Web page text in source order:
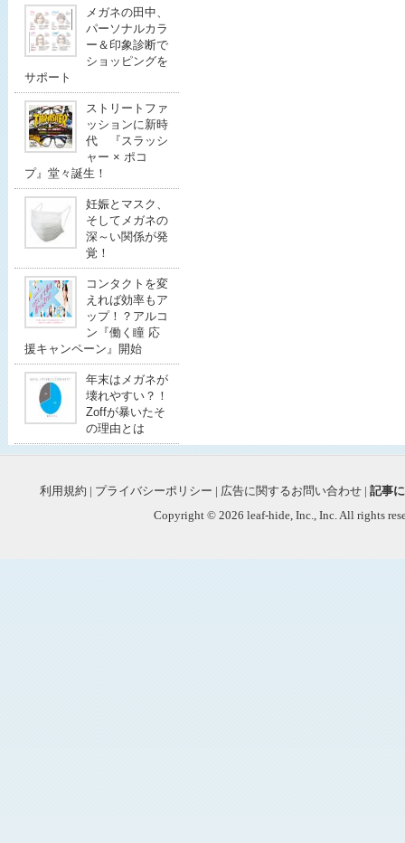
メガネの田中、
パーソナルカラ
ー＆印象診断で
ショッピングを
サポート
ストリートファ
ッションに新時
代 『スラッシ
ャー × ポコ
プ』堂々誕生！
妊娠とマスク、
そしてメガネの
深～い関係が発
覚！
コンタクトを変
えれば効率もア
ップ！？アルコ
ン『働く瞳 応
援キャンペーン』開始
年末はメガネが
壊れやすい？！
Zoffが暴いたそ
の理由とは
利用規約 | プライバシーポリシー | 広告に関するお問い合わせ | 記事
Copyright © 2026 leaf-hide, Inc., Inc. All rights